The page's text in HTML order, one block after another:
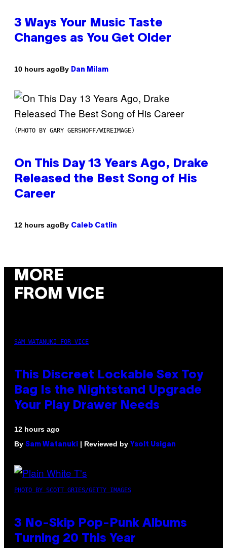
3 Ways Your Music Taste
Changes as You Get Older
10 hours agoBy Dan Milam
(PHOTO BY GARY GERSHOFF/WIREIMAGE)
On This Day 13 Years Ago, Drake
Released the Best Song of His
Career
12 hours agoBy Caleb Catlin
MORE
FROM VICE
SAM WATANUKI FOR VICE
This Discreet Lockable Sex Toy
Bag Is the Nightstand Upgrade
Your Play Drawer Needs
12 hours ago
By Sam Watanuki | Reviewed by Ysolt Usigan
PHOTO BY SCOTT GRIES/GETTY IMAGES
3 No-Skip Pop-Punk Albums
Turning 20 This Year